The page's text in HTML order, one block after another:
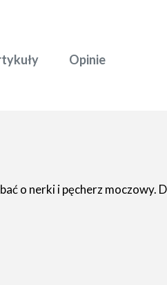
Opinie
o nerki i pęcherz moczowy.